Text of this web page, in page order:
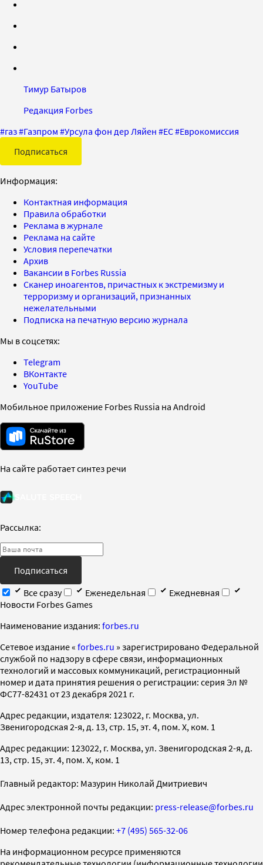
Тимур Батыров
Редакция Forbes
#газ#Газпром #Урсула фон дер Ляйен #ЕС#Еврокомиссия
Подписаться
Информация:
Контактная информация
Правила обработки
Реклама в журнале
Реклама на сайте
Условия перепечатки
Архив
Вакансии в Forbes Russia
Сканер иноагентов, причастных к экстремизму и
терроризму и организаций, признанных
нежелательными
Подписка на печатную версию журнала
Мы в соцсетях:
Telegram
ВКонтакте
YouTube
Мобильное приложение Forbes Russia на Android
На сайте работает синтез речи
Рассылка:
Подписаться
Все сразу
Еженедельная
Ежедневная
Новости Forbes Games
Наименование издания: forbes.ru
Cетевое издание « forbes.ru » зарегистрировано Федеральной
службой по надзору в сфере связи, информационных
технологий и массовых коммуникаций, регистрационный
номер и дата принятия решения о регистрации: серия Эл №
ФС77-82431 от 23 декабря 2021 г.
Адрес редакции, издателя: 123022, г. Москва, ул.
Звенигородская 2-я, д. 13, стр. 15, эт. 4, пом. X, ком. 1
Адрес редакции: 123022, г. Москва, ул. Звенигородская 2-я, д.
13, стр. 15, эт. 4, пом. X, ком. 1
Главный редактор: Мазурин Николай Дмитриевич
Адрес электронной почты редакции: press-release@forbes.ru
Номер телефона редакции: +7 (495) 565-32-06
На информационном ресурсе применяются